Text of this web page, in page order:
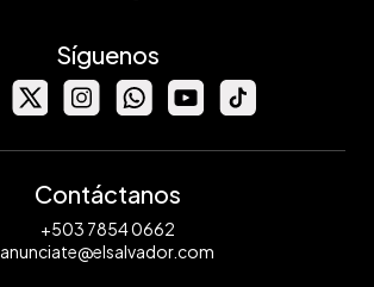
Síguenos
Contáctanos
+503 7854 0662
anunciate@elsalvador.com